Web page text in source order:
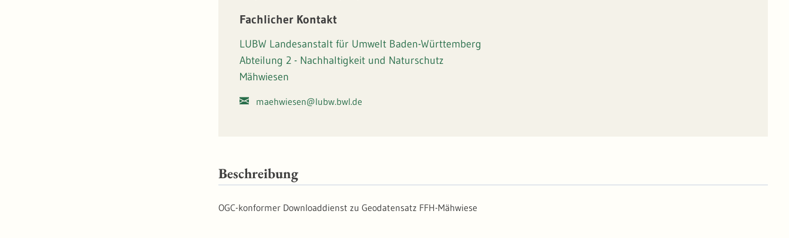
Fachlicher Kontakt
LUBW Landesanstalt für Umwelt Baden-Württemberg
Abteilung 2 - Nachhaltigkeit und Naturschutz
Mähwiesen
maehwiesen@lubw.bwl.de
Beschreibung
OGC-konformer Downloaddienst zu Geodatensatz FFH-Mähwiese